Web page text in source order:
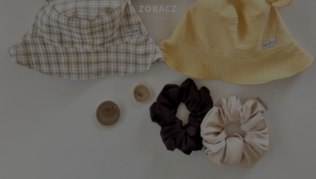
ZOBACZ